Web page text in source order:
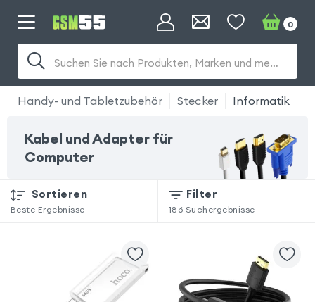
Suchen Sie nach Produkten, Marken und mehr...
0
Handy- und Tabletzubehör Stecker Informatik
Kabel und Adapter für
Computer
Sortieren
Beste Ergebnisse
Filter
186 Suchergebnisse